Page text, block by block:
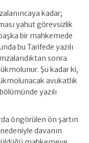
kadar;
yahut görevsizlik
bir mahkemede
bu Tarifede yazılı
sonra
Şu kadar ki,
avukatlık
yazılı
öngörülen ön şartın
davanın